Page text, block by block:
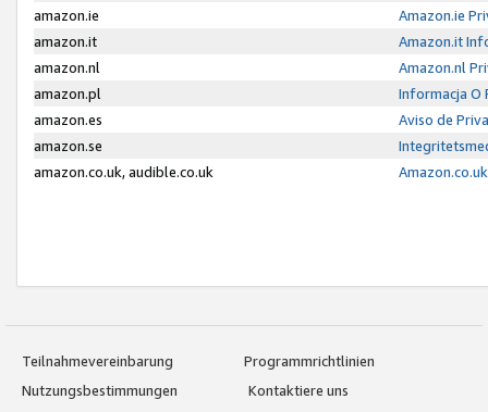
amazon.ie
Amazon.ie
amazon.it
Amazon.it
amazon.nl
Amazon.nl
amazon.pl
Informacja O
amazon.es
Aviso de
amazon.se
amazon.co.uk, audible.co.uk
Teilnahmevereinbarung
Programmrichtlinien
Nutzungsbestimmungen
Kontaktiere uns